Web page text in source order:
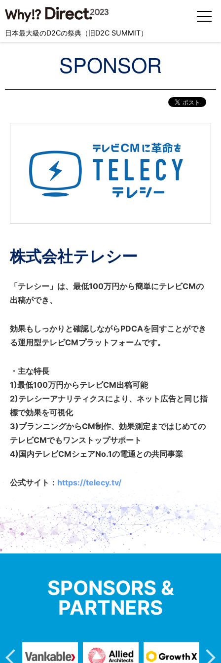
日本最大級のD2Cの祭典（旧D2C SUMMIT）
SPONSOR
株式会社テレシー
「テレシー」は、最低100万円から簡単にテレビCMの
出稿ができ、
効果もしっかりと確認しながらPDCAを回すことができ
る運用型テレビCMプラットフォームです。
・主な特長
1)最低100万円からテレビCM出稿可能
2)テレシーアナリティクスにより、ネット広告と同じ指
標で効果を可視化
3)プランニングからCM制作、効果測定まではじめての
テレビCMでもワンストップサポート
4)国内テレビCMシェアNo.1の電通との共同事業
公式サイト： https://telecy.tv/
SPONSORS &
PARTNERS